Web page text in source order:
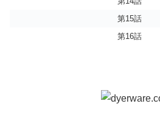
第15話
第16話